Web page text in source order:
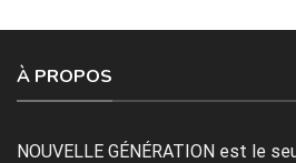
À PROPOS
NOUVELLE GÉNÉRATION est le